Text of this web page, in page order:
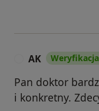
AK
Pan doktor
i konkretny.